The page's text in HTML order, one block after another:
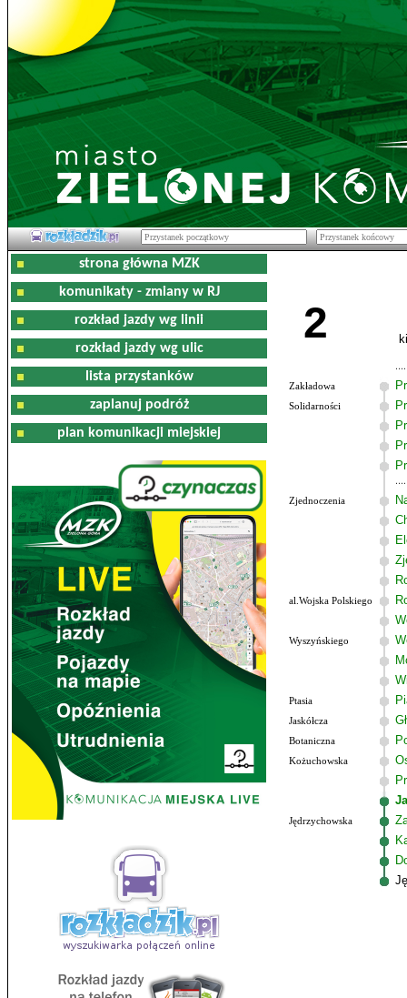
strona główna MZK
komunikaty - zmiany w RJ
rozkład jazdy wg linii
rozkład jazdy wg ulic
lista przystanków
zaplanuj podróż
plan komunikacji miejskiej
2
Zakładowa
Solidarności
Zjednoczenia
al.Wojska Polskiego
Wyszyńskiego
Ptasia
Jaskółcza
Botaniczna
Kożuchowska
Jędrzychowska